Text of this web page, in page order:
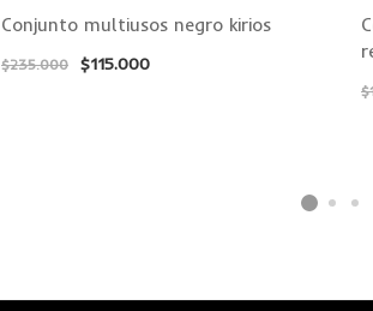
Conjunto multiusos negro kirios
$235.000 $115.000
$